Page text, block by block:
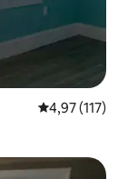
4,97 de uma
4,97 (117)